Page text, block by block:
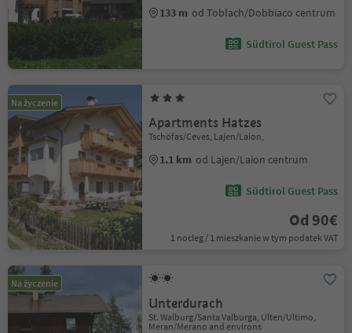
133 m od Toblach/Dobbiaco centrum
Südtirol Guest Pass
Na życzenie
Apartments Hatzes
Tschöfas/Ceves, Lajen/Laion,
1.1 km od Lajen/Laion centrum
Südtirol Guest Pass
Od 90€
1 nocleg / 1 mieszkanie w tym podatek VAT
Na życzenie
Unterdurach
St. Walburg/Santa Valburga, Ulten/Ultimo,
Meran/Merano and environs